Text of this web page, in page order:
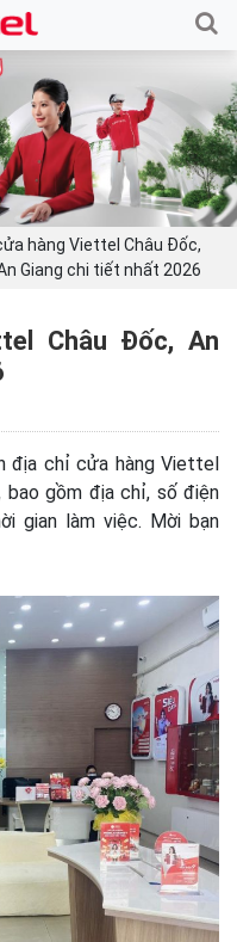
hàng Viettel Châu Đốc,
Giang chi tiết nhất 2026
Châu Đốc, An
địa chỉ cửa hàng Viettel
bao gồm địa chỉ, số điện
gian làm việc. Mời bạn